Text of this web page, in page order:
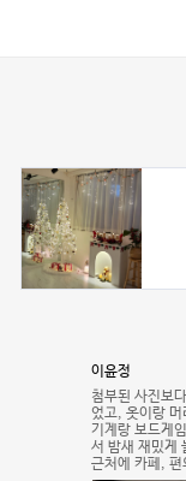
이윤정
첨부된 사진보
었고, 옷이랑
기계랑 보드게
서 밤새 재밌게
근처에 카페,